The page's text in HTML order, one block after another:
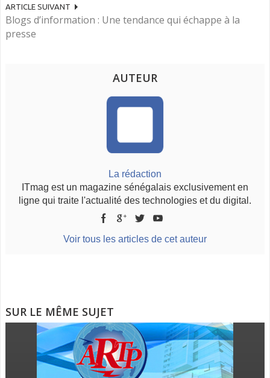
ARTICLE SUIVANT
Blogs d’information : Une tendance qui échappe à la
presse
AUTEUR
La rédaction
ITmag est un magazine sénégalais exclusivement en
ligne qui traite l'actualité des technologies et du digital.
Voir tous les articles de cet auteur
SUR LE MÊME SUJET